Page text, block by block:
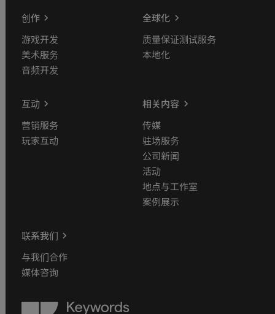
创作
游戏开发
美术服务
音频开发
全球化
质量保证测试服务
本地化
互动
营销服务
玩家互动
相关内容
传媒
驻场服务
公司新闻
活动
地点与工作室
案例展示
联系我们
与我们合作
媒体咨询
Keywords